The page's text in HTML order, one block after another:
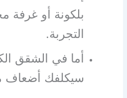
بلكونة أو غرفة
التجربة.
أما في الشقق
سيكلفك أضعاف